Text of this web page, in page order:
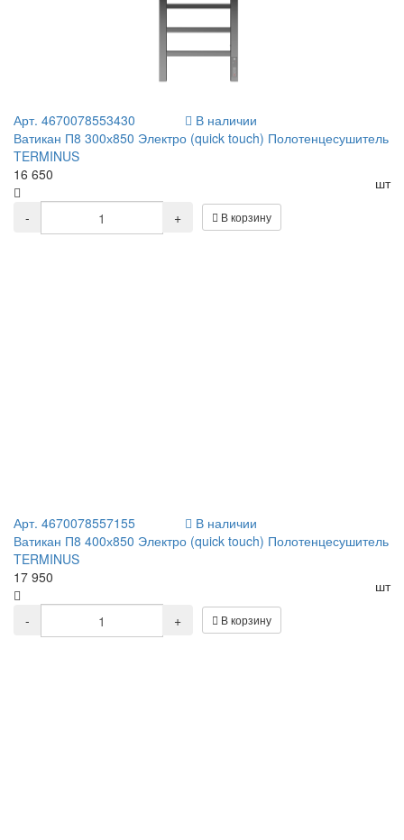
Арт. 4670078553430
В наличии
Ватикан П8 300х850 Электро (quick touch) Полотенцесушитель
TERMINUS
16 650
шт
-
+ В корзину
Арт. 4670078557155
В наличии
Ватикан П8 400х850 Электро (quick touch) Полотенцесушитель
TERMINUS
17 950
шт
-
+ В корзину